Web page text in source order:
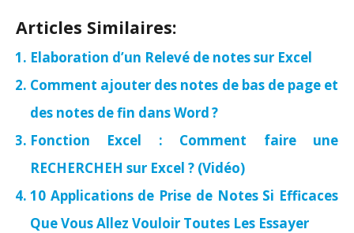
Articles Similaires:
Elaboration d’un Relevé de notes sur Excel
Comment ajouter des notes de bas de page et
des notes de fin dans Word ?
Fonction Excel : Comment faire une
RECHERCHEH sur Excel ? (Vidéo)
10 Applications de Prise de Notes Si Efficaces
Que Vous Allez Vouloir Toutes Les Essayer